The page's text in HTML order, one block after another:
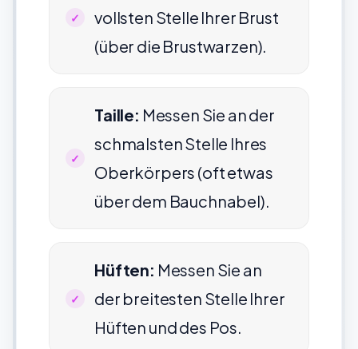
vollsten Stelle Ihrer Brust
(über die Brustwarzen).
Taille: Messen Sie an der
schmalsten Stelle Ihres
Oberkörpers (oft etwas
über dem Bauchnabel).
Hüften: Messen Sie an
der breitesten Stelle Ihrer
Hüften und des Pos.